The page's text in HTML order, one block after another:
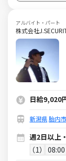
アルバイト・パート
株式会社
日給9,020
新潟県胎内市
週2日以上
1